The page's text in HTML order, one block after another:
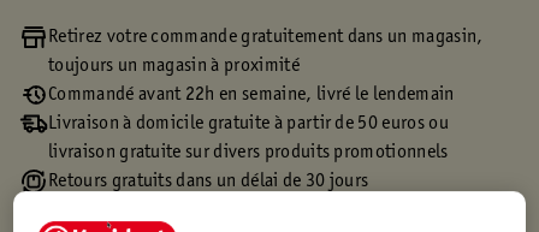
Retirez votre commande gratuitement dans un magasin,
toujours un magasin à proximité
Commandé avant 22h en semaine, livré le lendemain
Livraison à domicile gratuite à partir de 50 euros ou
livraison gratuite sur divers produits promotionnels
Retours gratuits dans un délai de 30 jours